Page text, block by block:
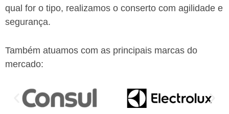
qual for o tipo, realizamos o conserto com agilidade e
segurança.
Também atuamos com as principais marcas do
mercado: